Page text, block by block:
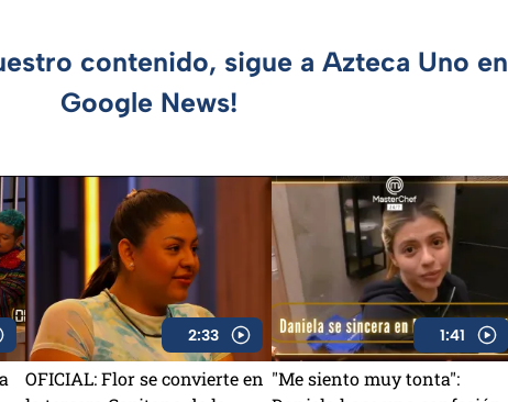
contenido, sigue a Azteca Uno en
Google News!
2:33
OFICIAL: Flor se convierte en
1:41
"Me siento muy tonta":